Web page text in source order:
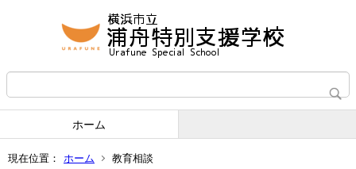
ホーム
現在位置： ホーム 教育相談